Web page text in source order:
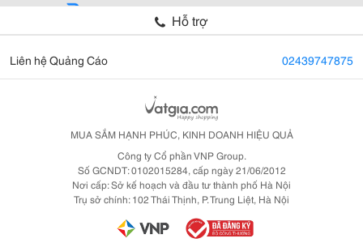
Hỗ trợ
Liên hệ Quảng Cáo 02439747875
MUA SẮM HẠNH PHÚC, KINH DOANH HIỆU QUẢ
Công ty Cổ phần VNP Group.
Số GCNDT: 0102015284, cấp ngày 21/06/2012
Nơi cấp: Sở kế hoạch và đầu tư thành phố Hà Nội
Trụ sở chính: 102 Thái Thịnh, P. Trung Liệt, Hà Nội